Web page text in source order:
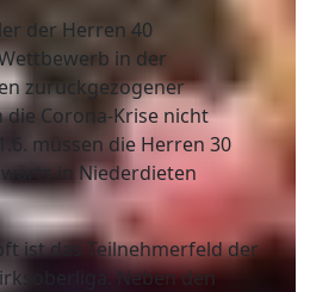
der Herren 40
in der
zurückgezogener
Corona-Krise nicht
müssen die Herren 30
in Niederdieten
ist das Teilnehmerfeld der
Neben den